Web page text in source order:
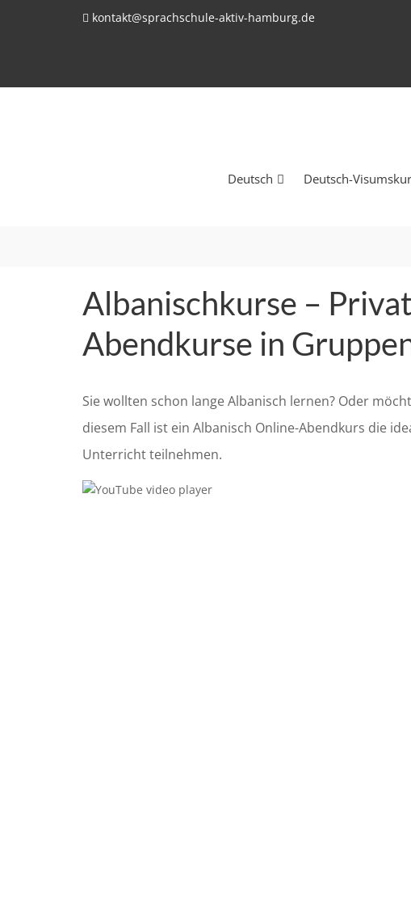
kontakt@sprachschule-aktiv-hamburg.de
Deutsch Deutsch-
Albanischkurse –
Abendkurse in
Sie wollten schon langeAlbanisch lernen? Oder
diesem Fall ist ein Albanisch Online-Abendkurs die
Unterricht teilnehmen.